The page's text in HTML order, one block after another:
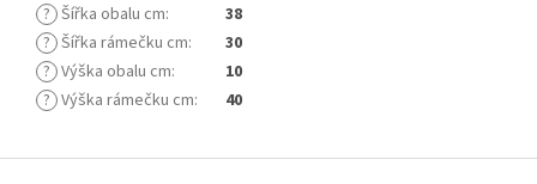
? Šířka obalu cm:
38
? Šířka rámečku cm:
30
? Výška obalu cm:
10
? Výška rámečku cm: 40